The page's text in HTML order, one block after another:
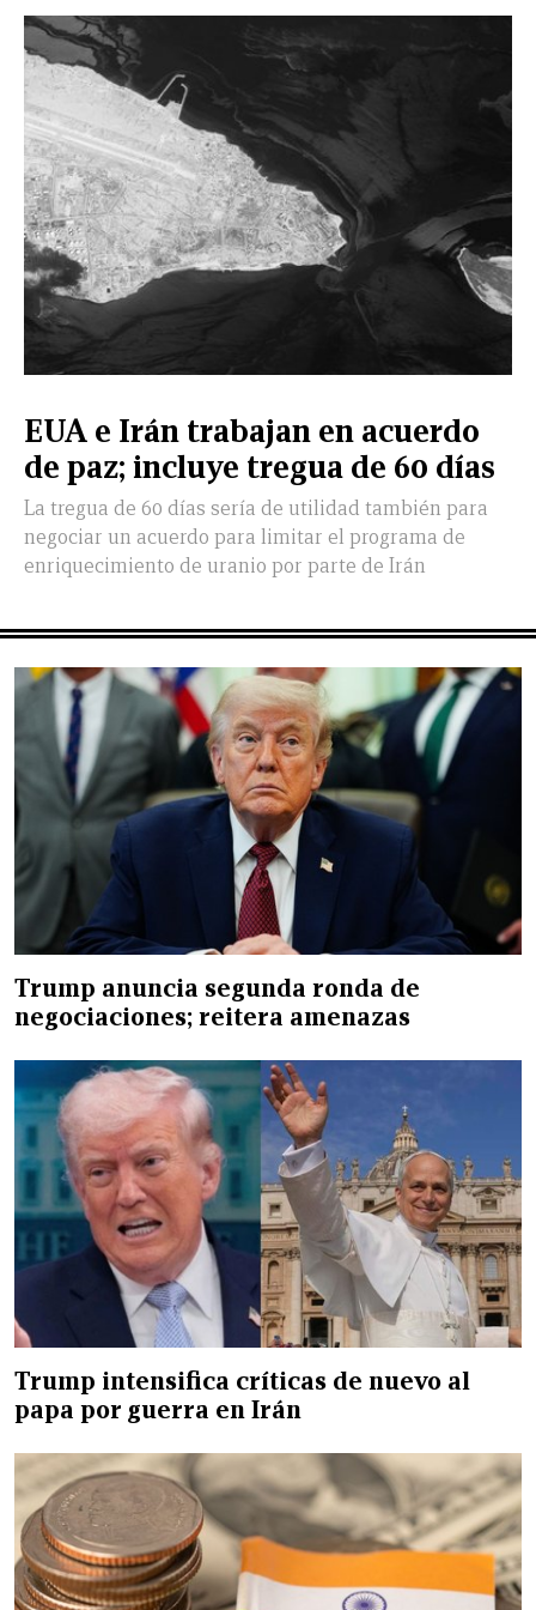
LEÓN
DE
VIDA
EUA e Irán trabajan en acuerdo
de paz; incluye tregua de 60 días
La tregua de 60 días sería de utilidad también para
negociar un acuerdo para limitar el programa de
enriquecimiento de uranio por parte de Irán
Trump anuncia segunda ronda de
negociaciones; reitera amenazas
Trump intensifica críticas de nuevo al
papa por guerra en Irán